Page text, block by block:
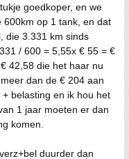
goedkoper, en we
600km op 1 tank, en dat
die 3.331 km sinds
/ 600 = 5,55x € 55 = €
42,58 die het haar nu
dan de € 204 aan
belasting en ik hou het
1 jaar moeten er dan
komen.
duurder dan